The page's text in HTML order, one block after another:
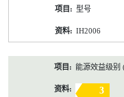
型号
IH2006
能源效益级别
3